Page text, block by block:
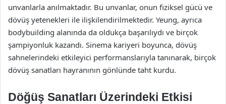
unvanlarla anılmaktadır. Bu unvanlar, onun fiziksel gücü ve
dövüş yetenekleri ile ilişkilendirilmektedir. Yeung, ayrıca
bodybuilding alanında da oldukça başarılıydı ve birçok
şampiyonluk kazandı. Sinema kariyeri boyunca, dövüş
sahnelerindeki etkileyici performanslarıyla tanınarak, birçok
dövüş sanatları hayranının gönlünde taht kurdu.
Döğüş Sanatları Üzerindeki Etkisi